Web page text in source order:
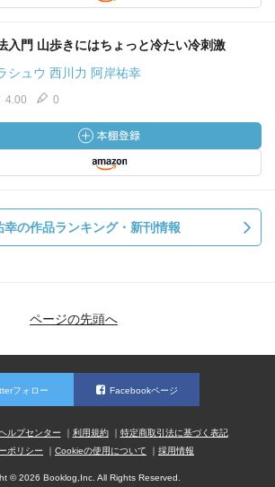
入門 山歩きにはちょっと冷たい冷刺激
シュウ 西川力 阿岸祐幸
4.00 0
幸の作品ランキング・新刊情報
ページの先頭へ
フォロー Facebookページ
ルプセンター 利用規約
特定商取引法に基づく表記
ポリシー
Cookieの使用について 採用情報
© 2026 Booklog,Inc. All Rights Reserved.